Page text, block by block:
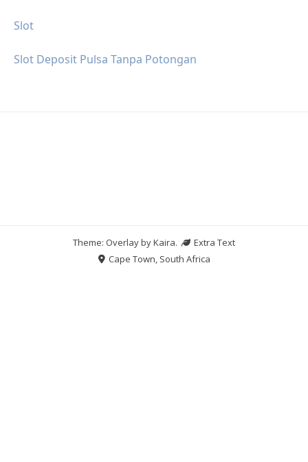
Slot
Slot Deposit Pulsa Tanpa Potongan
Theme: Overlay byKaira.
Extra Text
Cape Town, South Africa